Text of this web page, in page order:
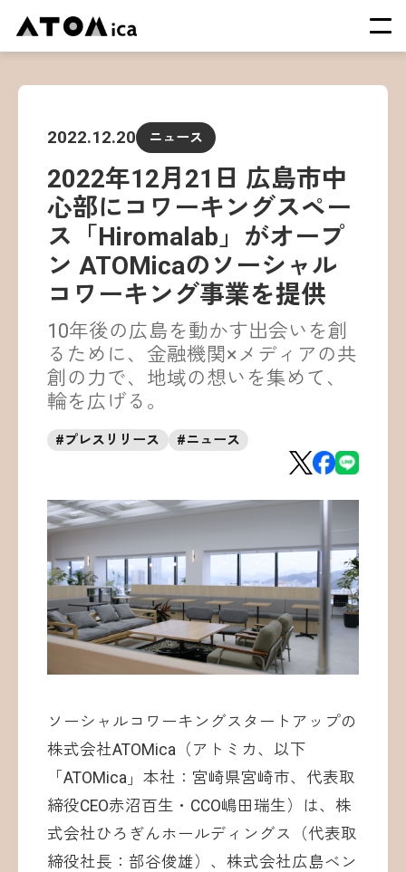
会社概要
サービス
運営施設一覧
ニュース
イベント
採用情報
お問い合わせ
©ATOMica Inc., All Rights Reserved.
2022.12.20 ニュース
2022年12月21日 広島市中
心部にコワーキングスペー
ス「Hiromalab」がオープ
ン ATOMicaのソーシャル
コワーキング事業を提供
10年後の広島を動かす出会いを創
るために、金融機関×メディアの共
創の力で、地域の想いを集めて、
輪を広げる。
#プレスリリース #ニュース
ソーシャルコワーキングスタートアップの
株式会社ATOMica（アトミカ、以下
「ATOMica」本社：宮崎県宮崎市、代表取
締役CEO赤沼百生・CCO嶋田瑞生）は、株
式会社ひろぎんホールディングス（代表取
締役社長：部谷俊雄）、株式会社広島ベン